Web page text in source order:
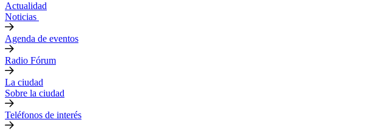
Actualidad
Noticias
Agenda de eventos
Radio Fórum
La ciudad
Sobre la ciudad
Teléfonos de interés